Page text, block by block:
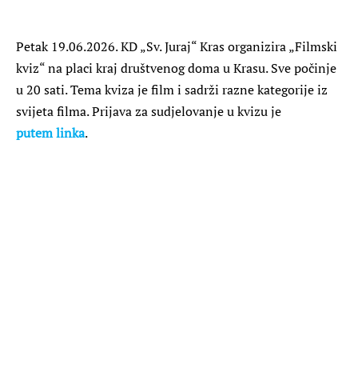
Petak 19.06.2026. KD „Sv. Juraj“ Kras organizira „Filmski
kviz“ na placi kraj društvenog doma u Krasu. Sve počinje
u 20 sati. Tema kviza je film i sadrži razne kategorije iz
svijeta filma. Prijava za sudjelovanje u kvizu je
putem linka.